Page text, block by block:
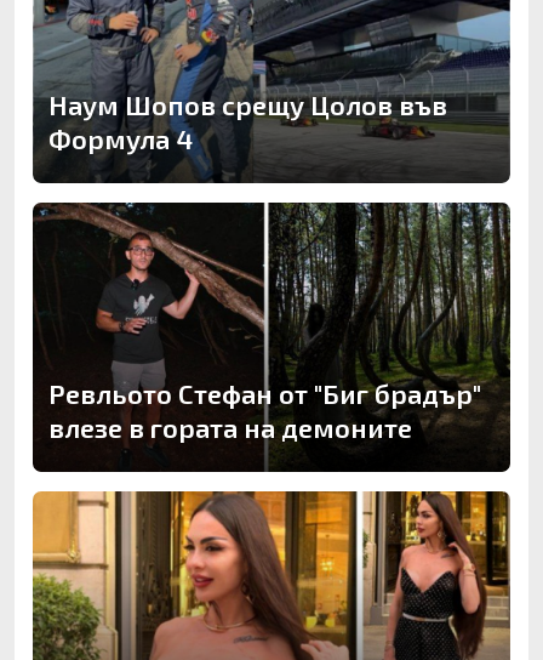
Наум Шопов срещу Цолов във
Формула 4
Ревльото Стефан от "Биг брадър"
влезе в гората на демоните